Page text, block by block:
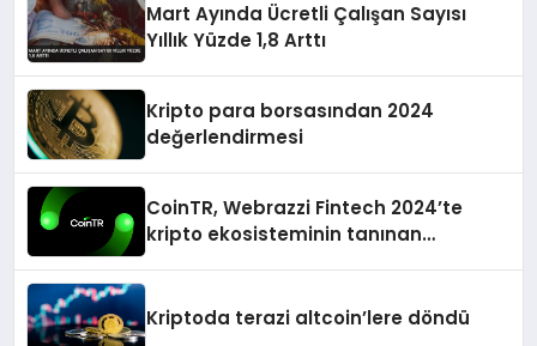
Mart Ayında Ücretli Çalışan Sayısı
Yıllık Yüzde 1,8 Arttı
Kripto para borsasından 2024
değerlendirmesi
CoinTR, Webrazzi Fintech 2024’te
kripto ekosisteminin tanınan
Kriptoda terazi altcoin’lere döndü